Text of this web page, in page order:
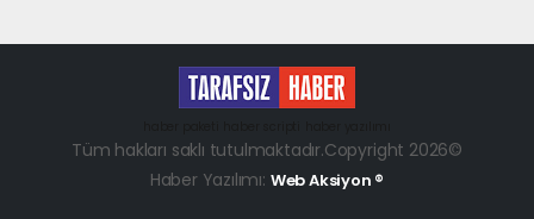
Tüm hakları saklı tutulmaktadır.Copyright 2026©
Haber Yazılımı: Web Aksiyon ®